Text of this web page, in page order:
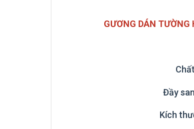
GƯƠNG DÁN TƯỜNG
Đầy
Kích